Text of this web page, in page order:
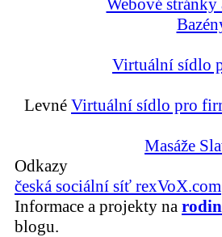
Webové
Virtuální sídlo
Levné Virtuální sídlo pro
Masáže
Odkazy
česká sociální síť rexVoX.com
Informace a projekty na
blogu.